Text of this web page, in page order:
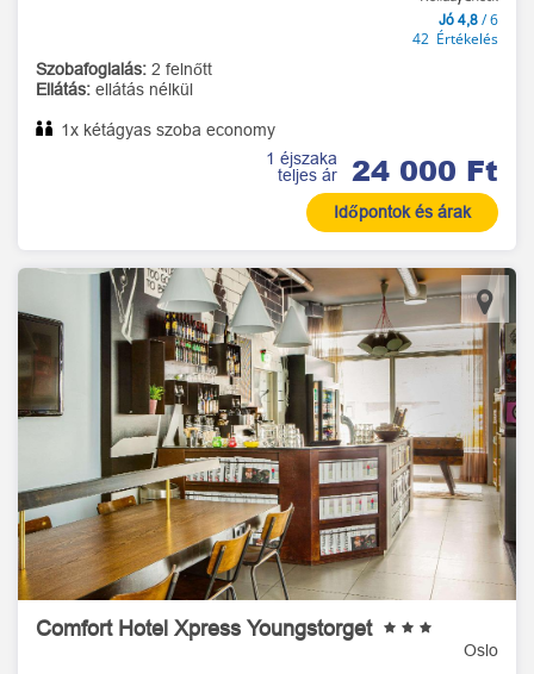
Jó 4,8 / 6
42 Értékelés
Szobafoglalás: 2 felnőtt
Ellátás: ellátás nélkül
1x kétágyas szoba economy
1 éjszaka
teljes ár
24 000 Ft
Időpontok és árak
Comfort Hotel Xpress Youngstorget
Oslo